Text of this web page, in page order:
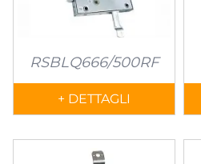
RSBLQ666/500RF
+ DETTAGLI